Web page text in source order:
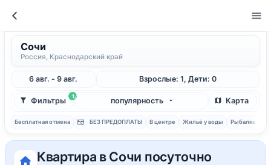
Сочи
Россия, Краснодарский край
6 авг. - 9 авг. Взрослые: 1, Дети: 0
1
Фильтры популярность Карта
Бесплатная отмена БЕЗ ПРЕДОПЛАТЫ В центре Жильё у воды Рыбалка
Квартира в Сочи посуточно